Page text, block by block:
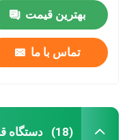
بهترین قیمت
تماس با ما
دستگاه (18)